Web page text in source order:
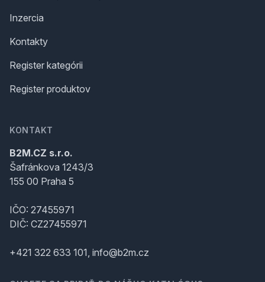
Inzercia
Kontakty
Register kategórii
Register produktov
KONTAKT
B2M.CZ s.r.o.
Šafránkova 1243/3
155 00 Praha 5
IČO: 27455971
DIČ: CZ27455971
+421 322 633 101, info@b2m.cz